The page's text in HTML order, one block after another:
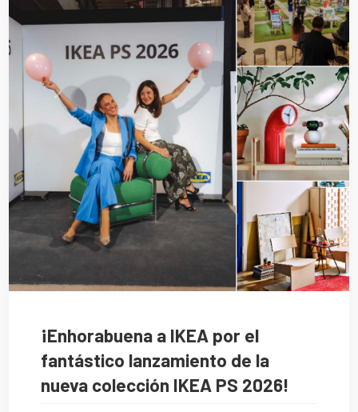
¡Enhorabuena a IKEA por el
fantástico lanzamiento de la
nueva colección IKEA PS 2026!